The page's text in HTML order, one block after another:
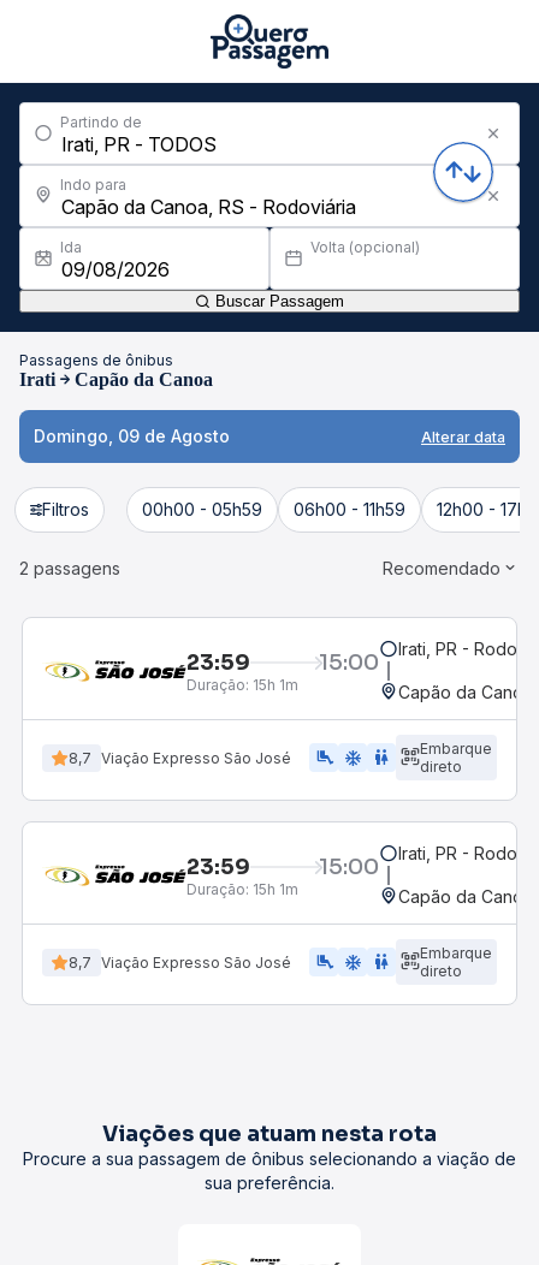
Partindo de
Indo para
Ida Volta (opcional)
Buscar Passagem
Passagens de ônibus
Irati Capão da Canoa
Domingo, 09 de Agosto Alterar data
Filtros 00h00 - 05h59 06h00 - 11h59 12h00 -
2 passagens Recomendado
23:59 15:00
Duração: 15h 1m
Irati, PR -
Capão da
8,7 Viação Expresso São José airline_seat_legroom_extra ac_unit WC
Embarque
direto
23:59 15:00
Duração: 15h 1m
Irati, PR -
Capão da
8,7 Viação Expresso São José airline_seat_legroom_extra ac_unit wc
Embarque
direto
Viações que atuam nesta rota
Procure a sua passagem de ônibus selecionando a viação de
sua preferência.